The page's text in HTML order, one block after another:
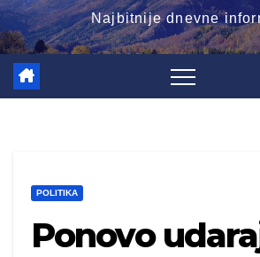
Najbitnije dnevne
POLITIKA
Ponovo